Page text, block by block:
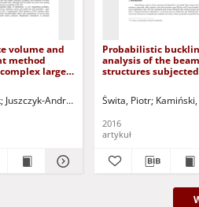
- red.
volume and
method
large-
Juszczyk-Andraszyk, Klaudia Kamiński,
Probabilistic
analysis of the
structures
element method
Świta, Piotr
2016
artykuł